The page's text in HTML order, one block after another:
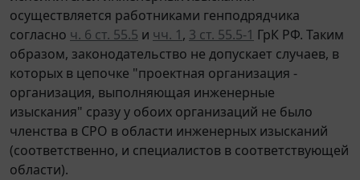
осуществляется работниками генподрядчика
согласно ч. 6 ст. 55.5 и чч. 1, 3 ст. 55.5-1 ГрК РФ. Таким
образом, законодательство не допускает случаев, в
которых в цепочке "проектная организация -
организация, выполняющая инженерные
изыскания" сразу у обоих организаций не было
членства в СРО в области инженерных изысканий
(соответственно, и специалистов в соответствующей
области).